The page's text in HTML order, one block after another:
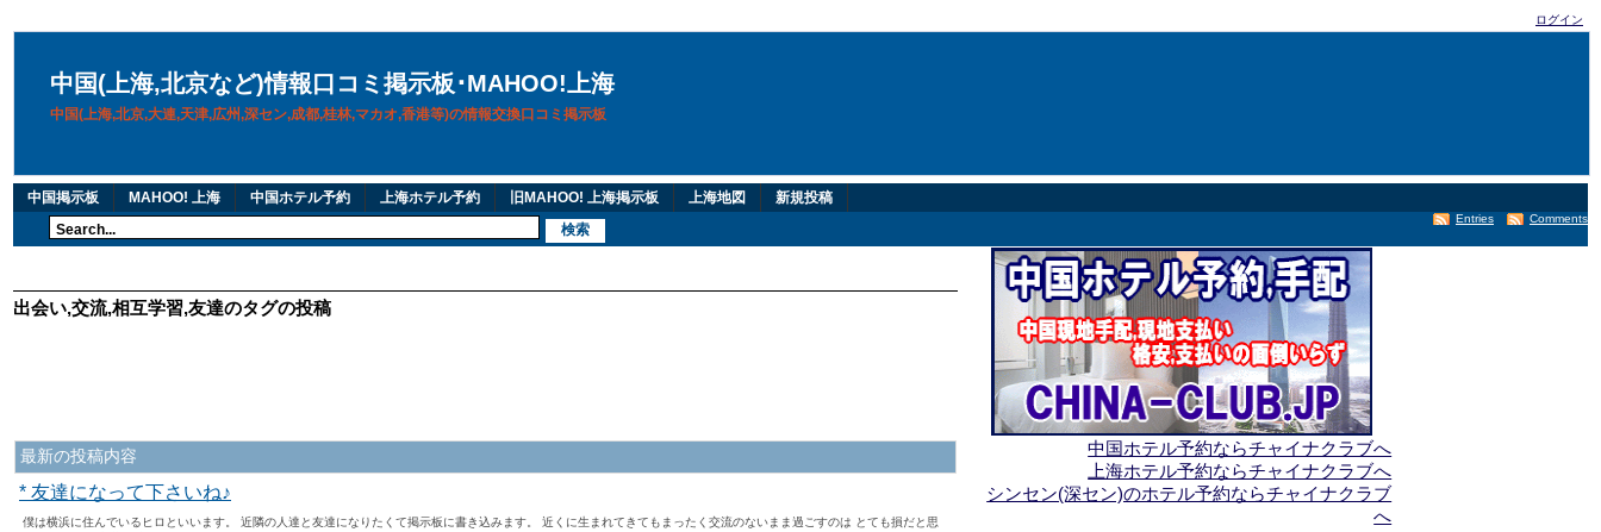
ログイン
中国(上海,北京など)情報口コミ掲示板･MAHOO!上海
中国(上海,北京,大連,天津,広州,深セン,成都,桂林,マカオ,香港等)の情報交換口コミ掲示板
中国掲示板 MAHOO! 上海 中国ホテル予約 上海ホテル予約 旧MAHOO! 上海掲示板 上海地図 新規投稿
Comments
Entries
出会い,交流,相互学習,友達のタグの投稿
最新の投稿内容
* 友達になって下さいね♪
僕は横浜に住んでいるヒロといいます。 近隣の人達と友達になりたくて掲示板に書き込みます。 近くに生まれてきてもまったく交流のないまま過ごすのは とても損だと思
中国ホテル予約ならチャイナクラブへ
上海ホテル予約ならチャイナクラブへ
シンセン(深セン)のホテル予約ならチャイナクラブ
へ